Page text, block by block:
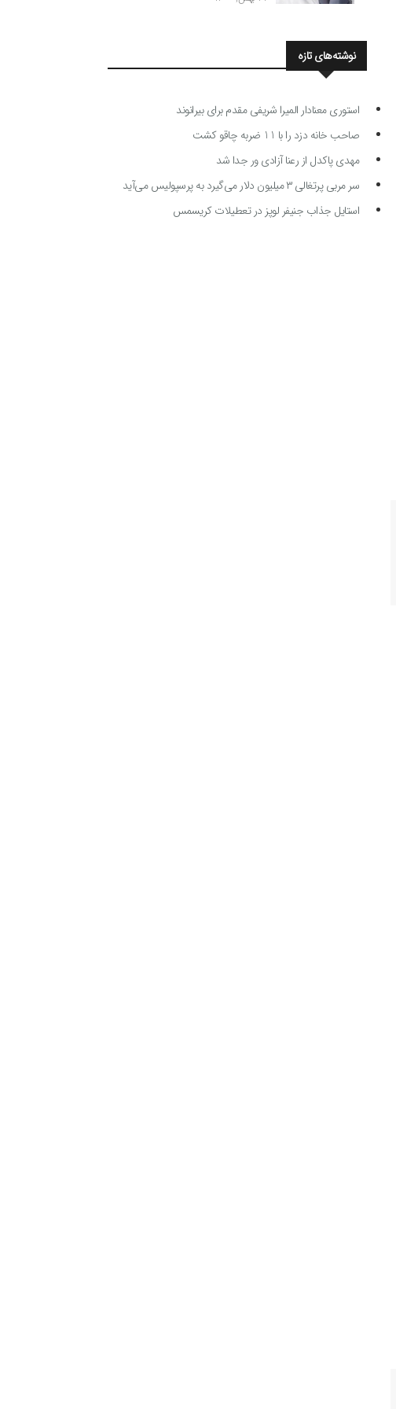
نوشته‌های تازه
استوری معنادار المیرا شریفی مقدم برای بیرانوند
صاحب خانه دزد را با 11 ضربه چاقو کشت
مهدی پاکدل از رعنا آزادی ور جدا شد
سر مربی پرتغالی ۳ میلیون دلار می‌گیرد به پرسپولیس می‌آید
استایل جذاب جنیفر لوپز در تعطیلات کریسمس